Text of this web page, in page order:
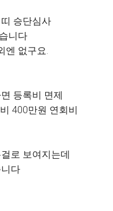
승단심사
니다
엔 없구요.
등록비 면제
400만원 연회비
로 보여지는데
다